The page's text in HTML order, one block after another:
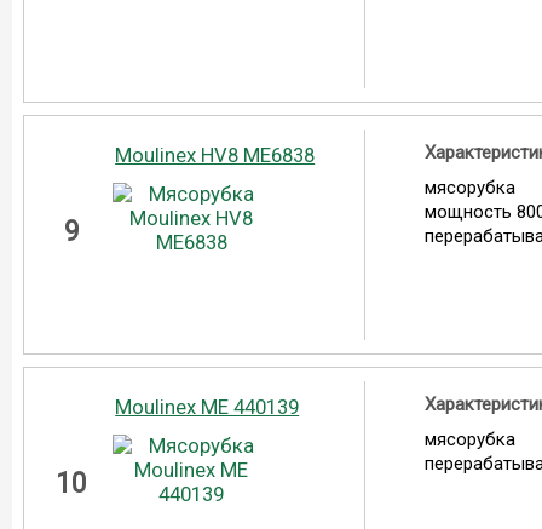
9
Moulinex HV8 ME6838
мясорубка
мощность
10
Moulinex ME 440139
мясорубка